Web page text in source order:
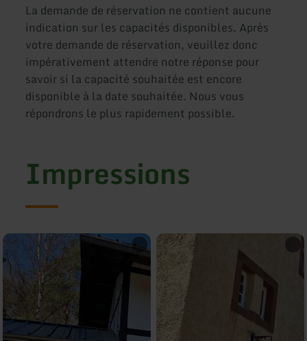
La demande de réservation ne contient aucune
indication sur les capacités disponibles. Après
votre demande de réservation, veuillez donc
impérativement attendre notre réponse pour
savoir si la capacité souhaitée est encore
disponible à la date souhaitée. Nous vous
répondrons le plus rapidement possible.
Impressions